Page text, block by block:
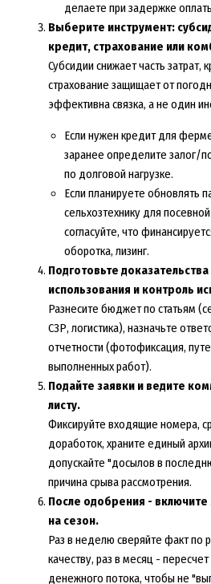
делаете при задержке
Выберите инструмент:
кредит, страхование или
Субсидии снижает часть затрат,
страхование защищает от
эффективна связка, а не один
Если нужен кредит для
заранее определите залог/
по долговой нагрузке.
Если планируете обновлять
сельхозтехнику для
согласуйте, что
оборотка, лизинг.
Подготовьте
использования и контроль
Разнесите бюджет по статьям
СЗР, логистика), назначьте
отчетности (фотофиксация,
выполненных работ).
Подайте заявки и ведите
листу.
Фиксируйте входящие номера,
доработок, храните единый
допускайте "досылов в
причина срыва рассмотрения.
После одобрения - включите
на сезон.
Раз в неделю сверяйте факт по
качеству, раз в месяц -
денежного потока, чтобы не